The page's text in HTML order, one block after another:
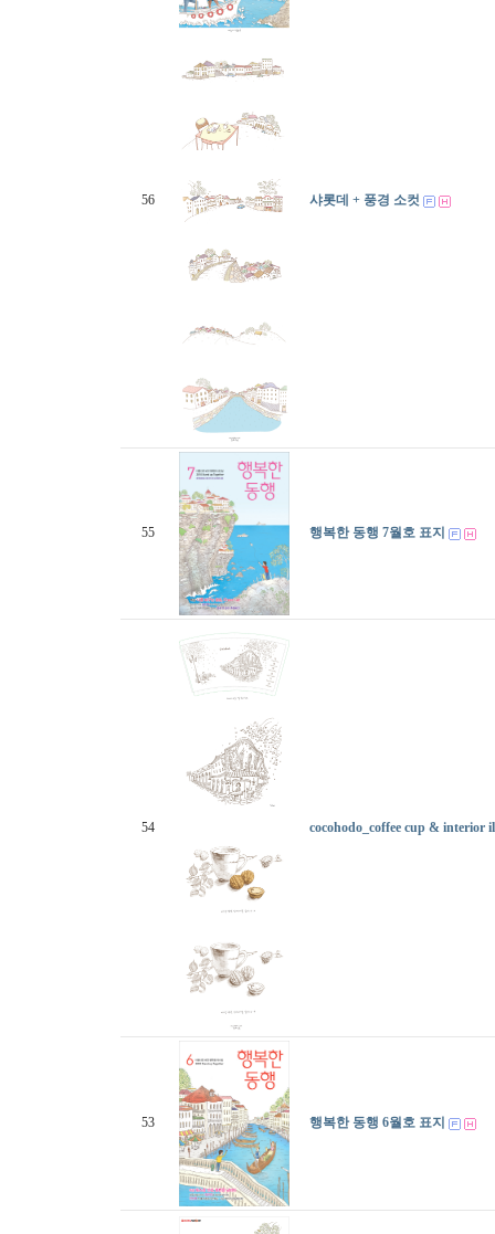
56 샤롯데 + 풍경 소컷
55 행복한 동행 7월호 표지
54 cocohodo_coffee cup & interior
53 행복한 동행 6월호 표지